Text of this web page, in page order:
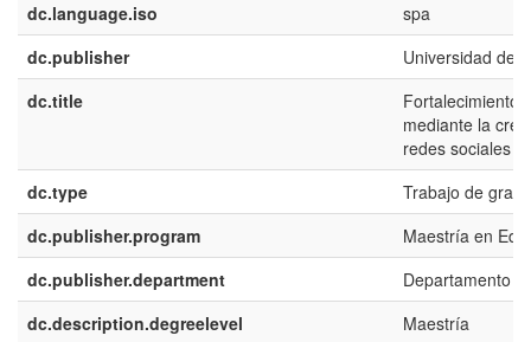
dc.language.iso
spa
dc.publisher
Universidad del
dc.title
Fortalecimiento
mediante la
redes sociales
dc.type
Trabajo de
dc.publisher.program
Maestría en
dc.publisher.department
Departamento
dc.description.degreelevel
Maestría